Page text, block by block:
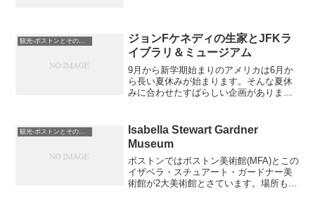
もキレイです。こんな...
ジョンFケネディの生家とJFKラ
イブラリ＆ミュージアム
9月から新学期始まりのアメリカは6月か
ら長い夏休みが始まります。そんな夏休
みに合わせたすばらしい企画がありま
です。先週の金曜日(19日)はJFKライブ
ラ...
Isabella Stewart Gardner
Museum
ボストンではボストン美術館(MFA)とこの
イザベラ・スチュアート・ガードナー美
術館が2大美術館とさています。場所もボ